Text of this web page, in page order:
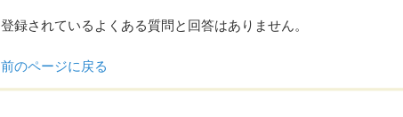
登録されているよくある質問と回答はありません。
前のページに戻る